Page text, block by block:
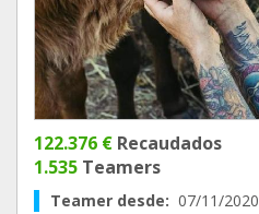
122.376 € Recaudados
1.535 Teamers
Teamer desde: 07/11/2020